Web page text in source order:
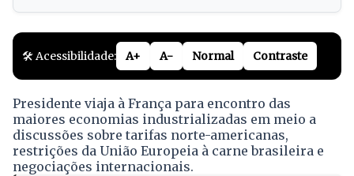
🛠️ Acessibilidade: A+ A- Normal Contraste
Presidente viaja à França para encontro das
maiores economias industrializadas em meio a
discussões sobre tarifas norte-americanas,
restrições da União Europeia à carne brasileira e
negociações internacionais.